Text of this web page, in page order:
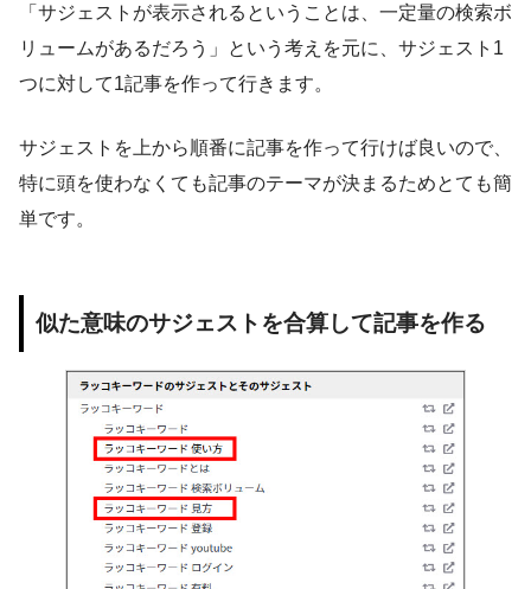
「サジェストが表示されるということは、一定量の検索ボ
リュームがあるだろう」という考えを元に、サジェスト1
つに対して1記事を作って行きます。
サジェストを上から順番に記事を作って行けば良いので、
特に頭を使わなくても記事のテーマが決まるためとても簡
単です。
似た意味のサジェストを合算して記事を作る